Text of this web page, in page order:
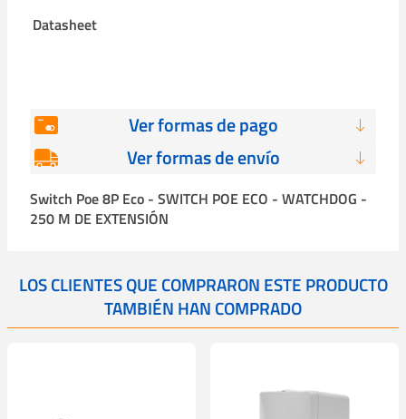
Datasheet
Ver formas de pago
Ver formas de envío
Switch Poe 8P Eco - SWITCH POE ECO - WATCHDOG -
250 M DE EXTENSIÓN
LOS CLIENTES QUE COMPRARON ESTE PRODUCTO
TAMBIÉN HAN COMPRADO